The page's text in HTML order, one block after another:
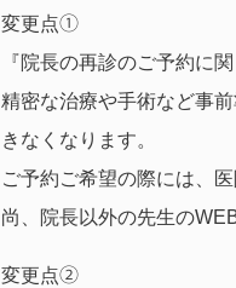
変更点①
『院長の再診のご予約に
精密な治療や手術など事
きなくなります。
ご予約ご希望の際には、
尚、院長以外の先生の
変更点②